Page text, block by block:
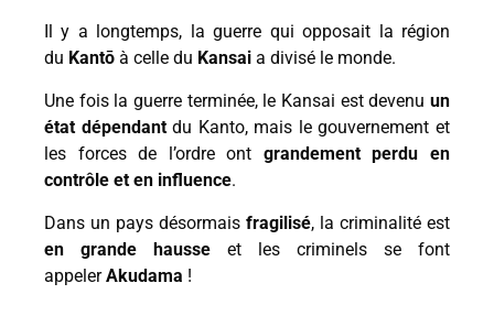
Il y a longtemps, la guerre qui opposait la région
du Kantō à celle du Kansai a divisé le monde.
Une fois la guerre terminée, le Kansai est devenu un
état dépendantdu Kanto, mais le gouvernement et
les forces de l’ordre ont grandement perdu en
contrôle et en influence.
Dans un pays désormais fragilisé, la criminalité est
en grande hausse et les criminels se font
appelerAkudama !